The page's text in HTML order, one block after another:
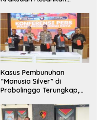
Kasus Pembunuhan
“Manusia Silver” di
Probolinggo Terungkap,
Satu Buron